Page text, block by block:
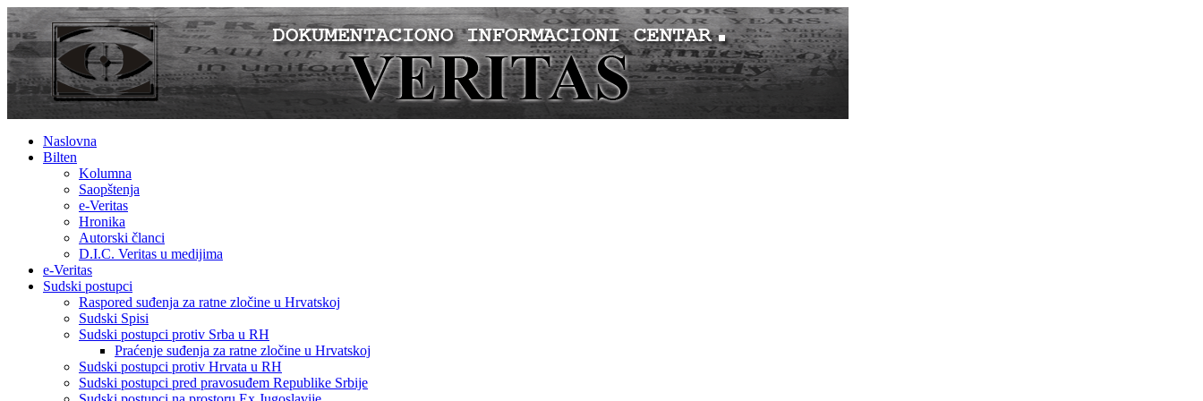
Naslovna
Bilten
Kolumna
Saopštenja
e-Veritas
Hronika
Autorski članci
D.I.C. Veritas u medijima
e-Veritas
Sudski postupci
Raspored suđenja za ratne zločine u Hrvatskoj
Sudski Spisi
Sudski postupci protiv Srba u RH
Praćenje suđenja za ratne zločine u Hrvatskoj
Sudski postupci protiv Hrvata u RH
Sudski postupci pred pravosuđem Republike Srbije